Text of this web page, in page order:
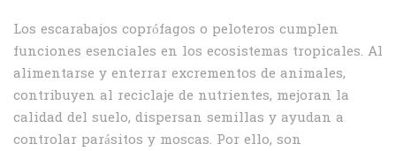
Los escarabajos coprófagos o peloteros cumplen
funciones esenciales en los ecosistemas tropicales. Al
alimentarse y enterrar excrementos de animales,
contribuyen al reciclaje de nutrientes, mejoran la
calidad del suelo, dispersan semillas y ayudan a
controlar parásitos y moscas. Por ello, son